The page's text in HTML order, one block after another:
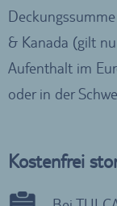
& Kanada (gilt
Aufenthalt im
oder in der
Kostenfrei